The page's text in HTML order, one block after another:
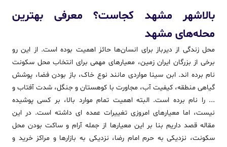
بالاشهر مشهد کجاست؟ معرفی بهترین
محله‌های مشهد
محل زندگی از دیرباز برای انسان‌ها حائز اهمیت بوده است. از این رو
برخی از بزرگان ایران زمین، معیارهای مهمی برای انتخاب محل سکونت
نام برده اند. ابن سینا مواردی مانند نوع خاک، باز بودن فضا، پوشش
گیاهی منطقه، کیفیت آب، مجاورت با کوهستان و جنگل، شدت آفتاب و
... را نام برده است. البته اهمیت تمام موارد بالا، بر کسی پوشیده
نیست، اما معیارهای امروزی تغییرات عمده ای داشته است. در این
مقاله قصد داریم بنا بر این معیارها از جمله آرام و ساکت بودن محل
سکونت، نزدیکی به حرم امام رضا، نزدیکی به بازارها و مراکز خرید و